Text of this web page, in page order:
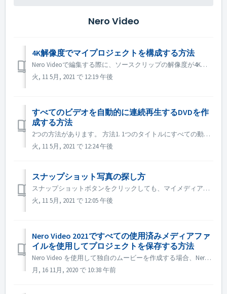
Nero Video
4K解像度でマイプロジェクトを構成する方法
Nero Videoで編集する際に、ソースクリップの解像度が4K以上で、出力ファイルも4Kにしたい場合は、以下の手順を行ってください。 1. 「オプション」→「ムービーオプション」を開き、「解像度」オプションを「UItra HD（4K）」にします。 2. プレビュー品質を向上させるために、プレビューエリアの...
火, 11 5月, 2021 で 12:19 午後
すべてのビデオを自動的に連続再生するDVDを作
成する方法
2つの方法があります。 方法1. 1つのタイトルにすべての動画ファイルを追加する。 編集画面で、自動的に連続再生させたいすべての動画ファイルをタイムラインに読み込みます。 次へのボタンをクリックして、DVDに書き込みます。 方法 2. タイトルに「End Action」を設定する...
火, 11 5月, 2021 で 12:24 午後
スナップショット写真の探し方
スナップショットボタンをクリックしても、マイメディアにスナップショット画像が表示されない場合があります。その場合は、以下の方法で確認してください。 1. ヘッドバーの「オプション」をクリックします。 2. アプリケーションの設定」をクリックします。 3. 保存タブでスナップショット画像のパスを確認します。...
火, 11 5月, 2021 で 12:05 午後
Nero Video 2021ですべての使用済みメディアファ
イルを使用してプロジェクトを保存する方法
Nero Video を使用して独自のムービーを作成する場合、Nero Video では、ビデオ、音楽、写真などのメディアファイルを別のフォルダや、テレビやカメラなどの別のデバイスからインポートすることができます。同時に、すべてのメディアファイルは「マイメディア」パレットで管理することができます。 メディアフ...
月, 16 11月, 2020 で 10:38 午前